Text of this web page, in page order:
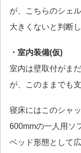
が、こちらのシェ
大きくないと判断し
・室内装備(仮)
室内は壁取付がま
が、このままでも
寝床にはこのシャ
600mmの一人用ソ
ベッド形態として